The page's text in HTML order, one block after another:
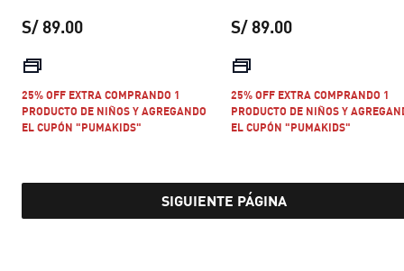
S/ 89.00
25% OFF EXTRA COMPRANDO 1
PRODUCTO DE NIÑOS Y AGREGANDO
EL CUPÓN "PUMAKIDS"
S/ 89.00
25% OFF EXTRA COMPRANDO 1
PRODUCTO DE NIÑOS Y
EL CUPÓN "PUMAKIDS"
SIGUIENTE PÁGINA